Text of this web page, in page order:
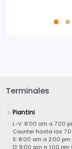
Terminales
Piantini
L-V: 8:00 am a 7:00
Counter hasta las
S: 8:00 am a 2:00 pm
D: 9:00 am a 1:00 pm